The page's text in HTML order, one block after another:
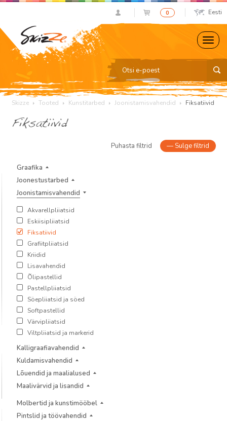
0 Eesti
Skizze Tooted Kunstitarbed Joonistamisvahendid Fiksatiivid
Fiksatiivid
Puhasta filtrid — Sulge filtrid
Graafika
Joonestustarbed
Joonistamisvahendid
Akvarellpliiatsid
Eskiisipliiatsid
Fiksatiivid
Grafiitpliiatsid
Kriidid
Lisavahendid
Õlipastellid
Pastellpliiatsid
Söepliiatsid ja söed
Softpastellid
Värvipliiatsid
Viltpliiatsid ja markerid
Kalligraafiavahendid
Kuldamisvahendid
Lõuendid ja maalialused
Maalivärvid ja lisandid
Molbertid ja kunstimööbel
Pintslid ja töövahendid